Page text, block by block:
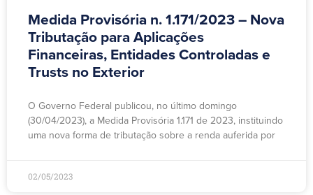
Medida Provisória n. 1.171/2023 – Nova
Tributação para Aplicações
Financeiras, Entidades Controladas e
Trusts no Exterior
O Governo Federal publicou, no último domingo
(30/04/2023), a Medida Provisória 1.171 de 2023, instituindo
uma nova forma de tributação sobre a renda auferida por
02/05/2023